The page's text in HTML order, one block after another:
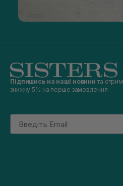
Підпишись на наші новини та
знижку 5% на перше замовлення
Email